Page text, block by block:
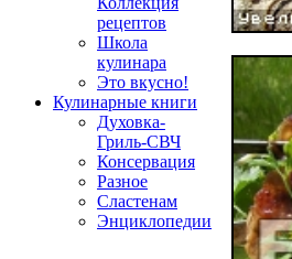
рецептов
Школа
кулинара
Это вкусно!
Кулинарные книги
Духовка-
Гриль-СВЧ
Консервация
Разное
Сластенам
Энциклопедии